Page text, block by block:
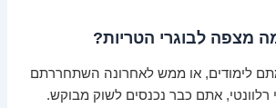
מצפה לבוגרי הטריות?
לימודים, או ממש לאחרונה השתחררתם
אתם כבר נכנסים לשוק מבוקש.